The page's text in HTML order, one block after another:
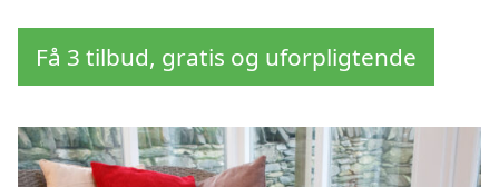
Få 3 tilbud, gratis og uforpligtende